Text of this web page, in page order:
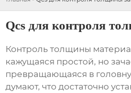
Qcs для контроля
Контроль толщины
кажущаяся простой, но
превращающаяся в
думают, что достаточно